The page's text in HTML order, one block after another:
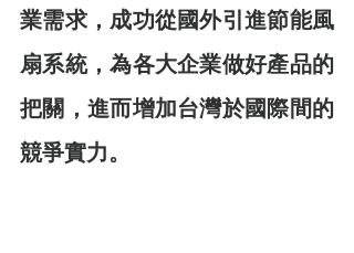
業需求，成功從國外引進節能風
扇系統，為各大企業做好產品的
把關，進而增加台灣於國際間的
競爭實力。